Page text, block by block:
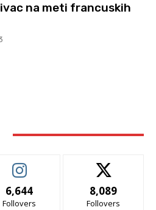
na meti francuskih
6,644
Follovers
8,089
Follovers